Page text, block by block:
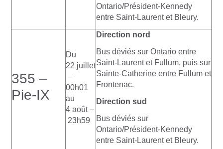
Ontario/Président-Kennedy
entre Saint-Laurent et Bleury.
355 –
Pie-IX
Du
22 juillet
–
00h01
au
4 août –
23h59
Direction nord
Bus déviés sur Ontario entre
Saint-Laurent et Fullum, puis sur
Sainte-Catherine entre Fullum et
Frontenac.
Direction sud
Bus déviés sur
Ontario/Président-Kennedy
entre Saint-Laurent et Bleury.